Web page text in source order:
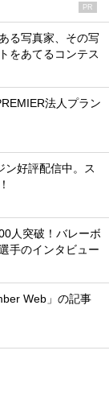
PR
る写真家、その写
をあてるコンテス
法人プラン
ン好評配信中。ス
人突破！バレーボ
手のインタビュー
Web」の記事